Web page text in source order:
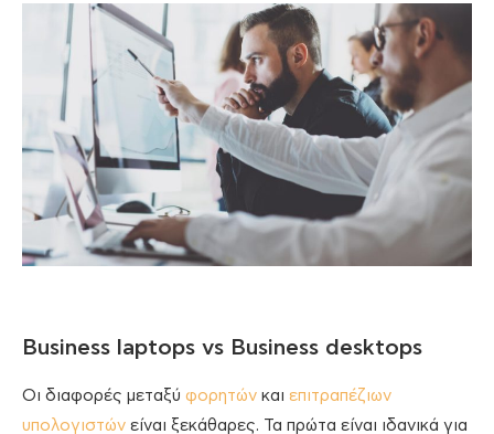
Business laptops vs Business desktops
Οι διαφορές μεταξύ φορητών και επιτραπέζιων
υπολογιστών είναι ξεκάθαρες. Τα πρώτα είναι ιδανικά για